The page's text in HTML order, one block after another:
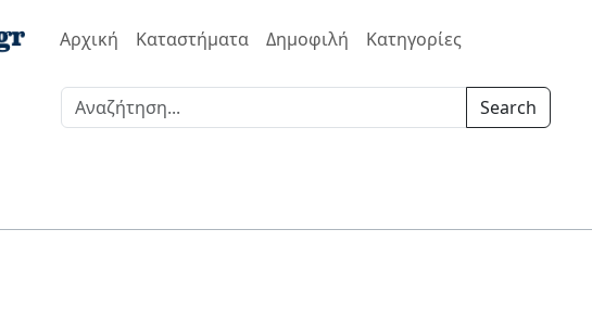
Αρχική Καταστήματα Δημοφιλή Κατηγορίες
Search